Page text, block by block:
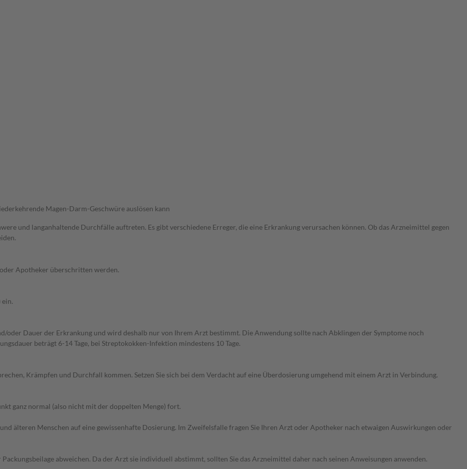
Magen-Darm-Geschwüre auslösen kann
und langanhaltende Durchfälle auftreten. Es gibt verschiedene Erreger, die eine Erkrankung verursachen können. Ob das Arzneimittel gegen
Apotheker überschritten werden.
ein.
oder Dauer der Erkrankung und wird deshalb nur von Ihrem Arzt bestimmt. Die Anwendung sollte nach Abklingen der Symptome noch
beträgt 6-14 Tage, bei Streptokokken-Infektion mindestens 10 Tage.
Krämpfen und Durchfall kommen. Setzen Sie sich bei dem Verdacht auf eine Überdosierung umgehend mit einem Arzt in Verbindung.
ganz normal (also nicht mit der doppelten Menge) fort.
älteren Menschen auf eine gewissenhafte Dosierung. Im Zweifelsfalle fragen Sie Ihren Arzt oder Apotheker nach etwaigen Auswirkungen oder
abweichen. Da der Arzt sie individuell abstimmt, sollten Sie das Arzneimittel daher nach seinen Anweisungen anwenden.